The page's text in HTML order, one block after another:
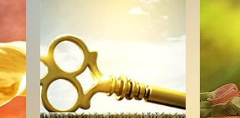
Binnen in een Kerk
De Grondbeginselen van Scientology
Een Inleiding tot Dianetics
Succes door Communicatie